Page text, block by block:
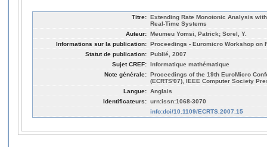
Titre: Extending Rate Monotonic Analysis
Real-Time Systems
Auteur: Meumeu Yomsi, Patrick; Sorel, Y.
Informations sur la publication: Proceedings - Euromicro Workshop on
Statut de publication: Publié, 2007
Sujet CREF: Informatique mathématique
Note générale: Proceedings of the 19th EuroMicro
(ECRTS'07), IEEE Computer Society
Langue: Anglais
Identificateurs: urn:issn:1068-3070
info:doi/10.1109/ECRTS.2007.15